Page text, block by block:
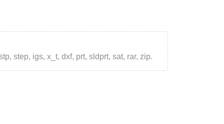
step, igs, x_t, dxf, prt, sldprt, sat, rar, zip.